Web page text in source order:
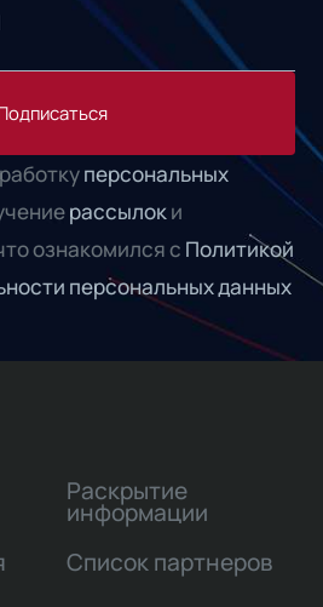
персональных
рассылоки
ознакомился с Политикой
персональных данных
Раскрытие
информации
Список партнеров